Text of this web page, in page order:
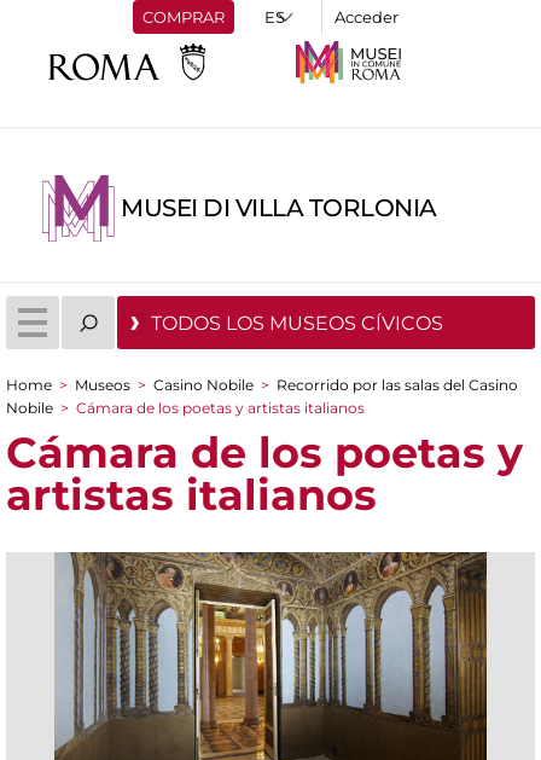
COMPRAR Acceder
MUSEI DI VILLA TORLONIA
TODOS LOS MUSEOS CÍVICOS
You are here
Home > Museos > Casino Nobile > Recorrido por las salas del Casino
Nobile > Cámara de los poetas y artistas italianos
Cámara de los poetas y
artistas italianos